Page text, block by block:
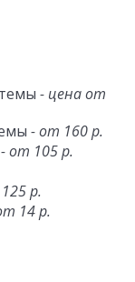
- цена от
- от 160 р.
- от 105 р.
р.
14 р.